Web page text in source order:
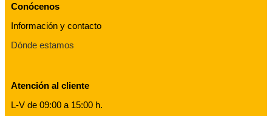
Conócenos
Información y contacto
Dónde estamos
Atención al cliente
L-V de 09:00 a 15:00 h.